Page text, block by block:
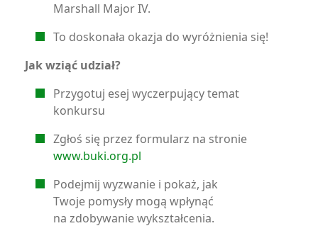
Marshall Major IV.
To doskonała okazja do wyróżnienia się!
Jak wziąć udział?
Przygotuj esej wyczerpujący temat
konkursu
Zgłoś się przez formularz na stronie
www.buki.org.pl
Podejmij wyzwanie i pokaż, jak
Twoje pomysły mogą wpłynąć
na zdobywanie wykształcenia.